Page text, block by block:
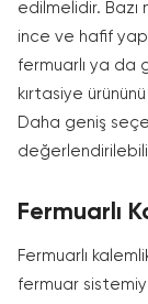
edilmelidir.
ince ve hafif
fermuarlı ya da
kırtasiye
Daha geniş
Fermuarlı
Fermuarlı
fermuar